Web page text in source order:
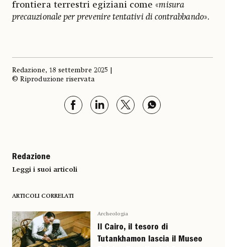
frontiera terrestri egiziani come «misura
precauzionale per prevenire tentativi di contrabbando».
Redazione, 18 settembre 2025 |
© Riproduzione riservata
Redazione
Leggi i suoi articoli
ARTICOLI CORRELATI
Archeologia
Il Cairo, il tesoro di
Tutankhamon lascia il Museo